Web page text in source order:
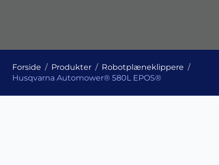
Forside Produkter
Robotplæneklippere
Husqvarna Automower® 580L EPOS®